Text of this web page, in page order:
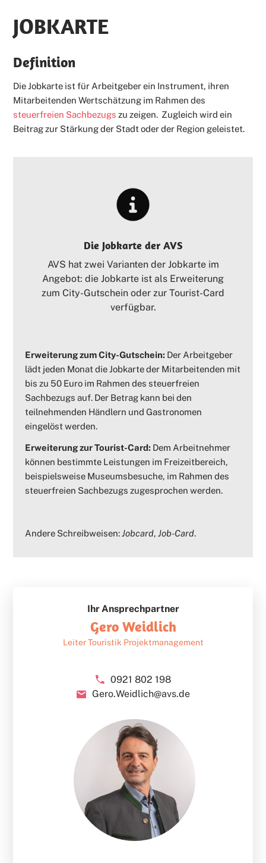
JOBKARTE
Definition
Die Jobkarte ist für Arbeitgeber ein Instrument, ihren
Mitarbeitenden Wertschätzung im Rahmen des
steuerfreien Sachbezugs zu zeigen. Zugleich wird ein
Beitrag zur Stärkung der Stadt oder der Region geleistet.
Die Jobkarte der AVS
AVS hat zwei Varianten der Jobkarte im
Angebot: die Jobkarte ist als Erweiterung
zum City-Gutschein oder zur Tourist-Card
verfügbar.
Erweiterung zum City-Gutschein: Der Arbeitgeber
lädt jeden Monat die Jobkarte der Mitarbeitenden mit
bis zu 50 Euro im Rahmen des steuerfreien
Sachbezugs auf. Der Betrag kann bei den
teilnehmenden Händlern und Gastronomen
eingelöst werden.
Erweiterung zur Tourist-Card: Dem Arbeitnehmer
können bestimmte Leistungen im Freizeitbereich,
beispielsweise Museumsbesuche, im Rahmen des
steuerfreien Sachbezugs zugesprochen werden.
Andere Schreibweisen:Jobcard,Job-Card.
Ihr Ansprechpartner
Gero Weidlich
Leiter Touristik Projektmanagement
0921 802 198
Gero.Weidlich@avs.de